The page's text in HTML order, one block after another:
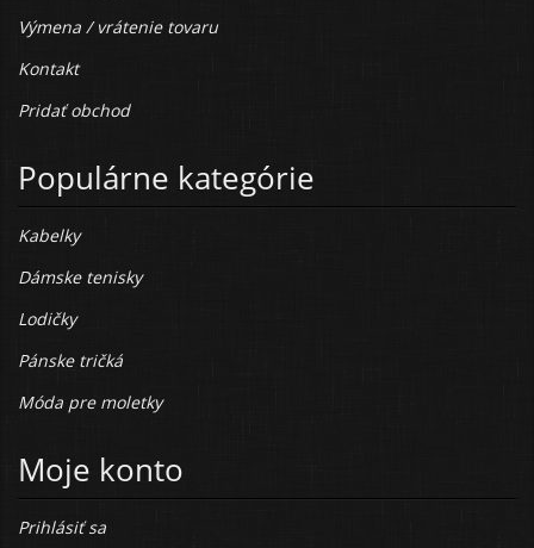
Výmena / vrátenie tovaru
Kontakt
Pridať obchod
Populárne kategórie
Kabelky
Dámske tenisky
Lodičky
Pánske tričká
Móda pre moletky
Moje konto
Prihlásiť sa